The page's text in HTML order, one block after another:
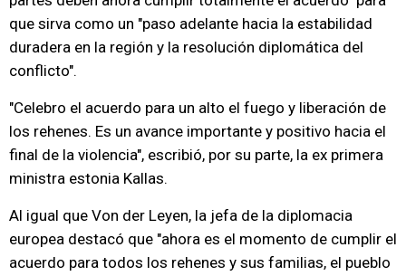
que sirva como un "paso adelante hacia la estabilidad
duradera en la región y la resolución diplomática del
conflicto".
"Celebro el acuerdo para un alto el fuego y liberación de
los rehenes. Es un avance importante y positivo hacia el
final de la violencia", escribió, por su parte, la ex primera
ministra estonia Kallas.
Al igual que Von der Leyen, la jefa de la diplomacia
europea destacó que "ahora es el momento de cumplir el
acuerdo para todos los rehenes y sus familias, el pueblo